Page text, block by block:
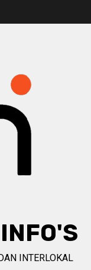
INTERLOKAL